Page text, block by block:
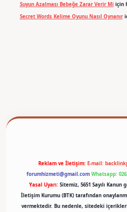
Suyun Azalması Bebeğe Zarar Verir Miiçin
Secret Words Kelime Oyunu Nasıl Oynanır
Reklam ve İletişim: E-mail:
forumhizmeti@gmail.com Whatsapp:
Yasal Uyarı: Sitemiz, 5651 Sayılı
İletişim Kurumu (BTK) tarafından
vermektedir. Bu nedenle, sitedeki